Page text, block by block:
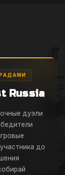
Russia
дуэли
до